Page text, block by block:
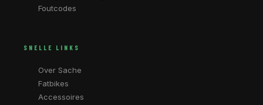
Foutcodes
SNELLE LINKS
Over Sache
Fatbikes
Accessoires